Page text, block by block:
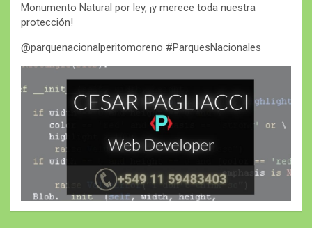
Monumento Natural por ley, ¡y merece toda nuestra
protección!
@parquenacionalperitomoreno #ParquesNacionales